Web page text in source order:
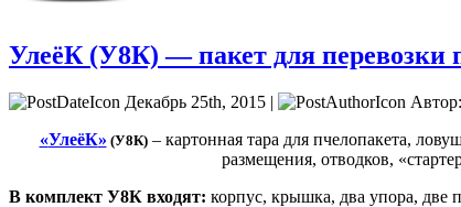
УлеёК (У8К) — пакет для перевозки
Декабрь 25th, 2015 | Автор:
«УлеёК» (У8К)– картонная тара для пчелопакета,
размещения, отводков,
В комплект У8К входят: корпус, крышка, два упора, две